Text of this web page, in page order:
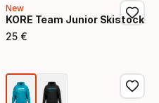
New
KORE Team Junior Skistock
25 €
Endpreis